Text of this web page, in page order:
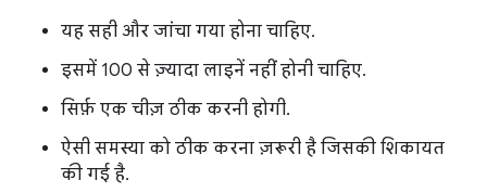
यह सही और जांचा गया होना चाहिए.
इसमें 100 से ज़्यादा लाइनें नहीं होनी चाहिए.
सिर्फ़ एक चीज़ ठीक करनी होगी.
ऐसी समस्या को ठीक करना ज़रूरी है जिसकी शिकायत
की गई है.